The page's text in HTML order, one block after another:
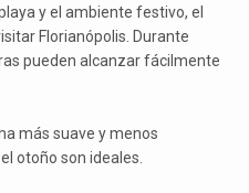
y el ambiente festivo, el
Florianópolis. Durante
pueden alcanzar fácilmente
más suave y menos
otoño son ideales.